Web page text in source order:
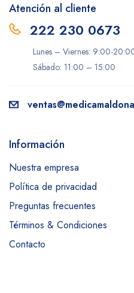
Atención al cliente
222 230 0673
Lunes – Viernes: 9:00-
Sábado: 11:00 – 15:00
Información
Nuestra empresa
Política de privacidad
Preguntas frecuentes
Términos & Condiciones
Contacto